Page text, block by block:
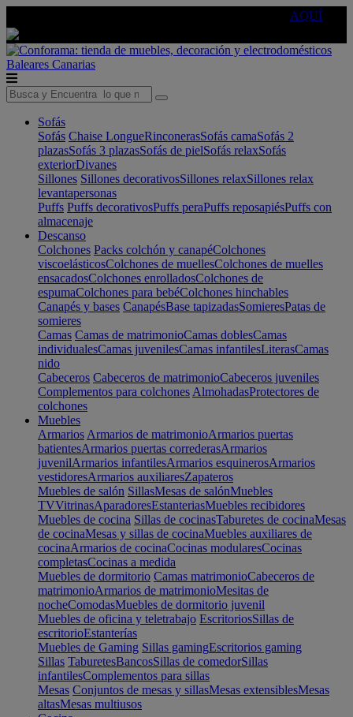
AQUÍ
Baleares Canarias
Sofás
Sofás Chaise LongueRinconerasSofás camaSofás 2
plazasSofás 3 plazasSofás de pielSofás relaxSofás
exteriorDivanes
Sillones Sillones decorativosSillones relaxSillones relax
levantapersonas
Puffs Puffs decorativosPuffs peraPuffs reposapiésPuffs con
almacenaje
Descanso
Colchones Packs colchón y canapéColchones
viscoelásticosColchones de muellesColchones de muelles
ensacadosColchones enrolladosColchones de
espumaColchones para bebéColchones hinchables
Canapés y bases CanapésBase tapizadasSomieresPatas de
somieres
Camas Camas de matrimonioCamas doblesCamas
individualesCamas juvenilesCamas infantilesLiterasCamas
nido
Cabeceros Cabeceros de matrimonioCabeceros juveniles
Complementos para colchones AlmohadasProtectores de
colchones
Muebles
Armarios Armarios de matrimonioArmarios puertas
batientesArmarios puertas correderasArmarios
juvenilArmarios infantilesArmarios esquinerosArmarios
vestidoresArmarios auxiliaresZapateros
Muebles de salón SillasMesas de salónMuebles
TVVitrinasAparadoresEstanteriasMuebles recibidores
Muebles de cocina Sillas de cocinasTaburetes de cocinaMesas
de cocinaMesas y sillas de cocinaMuebles auxiliares de
cocinaArmarios de cocinaCocinas modularesCocinas
completasCocinas a medida
Muebles de dormitorio Camas matrimonioCabeceros de
matrimonioArmarios de matrimonioMesitas de
nocheComodasMuebles de dormitorio juvenil
Muebles de oficina y teletrabajo EscritoriosSillas de
escritorioEstanterías
Muebles de Gaming Sillas gamingEscritorios gaming
Sillas TaburetesBancosSillas de comedorSillas
infantilesComplementos para sillas
Mesas Conjuntos de mesas y sillasMesas extensiblesMesas
altasMesas multiusos